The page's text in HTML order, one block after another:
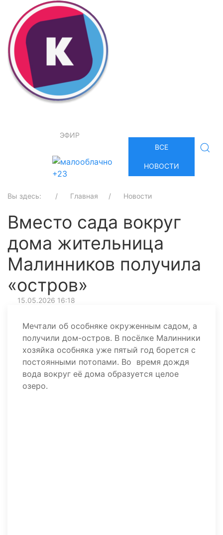
ЭФИР
+23
ВСЕ
НОВОСТИ
Вы здесь: Главная Новости
Вместо сада вокруг
дома жительница
Малинников получила
«остров»
15.05.2026 16:18
Мечтали об особняке окруженным садом, а
получили дом-остров. В посёлке Малинники
хозяйка особняка уже пятый год борется с
постоянными потопами. Во время дождя
вода вокруг её дома образуется целое
озеро.